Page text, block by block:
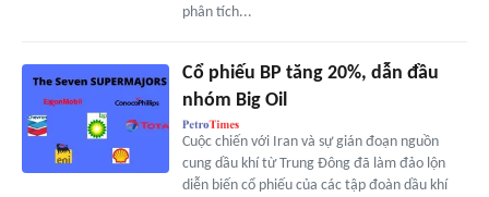
phân tích...
Cổ phiếu BP tăng 20%, dẫn đầu
nhóm Big Oil
Cuộc chiến với Iran và sự gián đoạn nguồn
cung dầu khí từ Trung Đông đã làm đảo lộn
diễn biến cổ phiếu của các tập đoàn dầu khí